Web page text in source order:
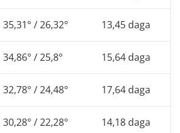
35,31° / 26,32° 13,45 daga
34,86° / 25,8° 15,64 daga
32,78° / 24,48° 17,64 daga
30,28° / 22,28° 14,18 daga